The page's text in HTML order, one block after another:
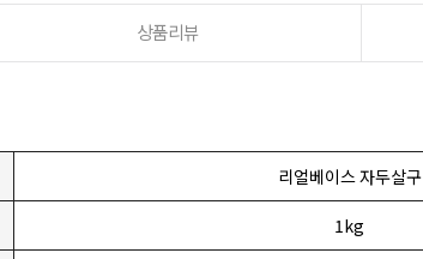
상품리뷰
리얼베이스 자두살구
1kg